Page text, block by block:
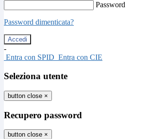
Password
Password dimenticata?
-
Entra con SPID Entra con CIE
Seleziona utente
button close ×
Recupero password
button close ×